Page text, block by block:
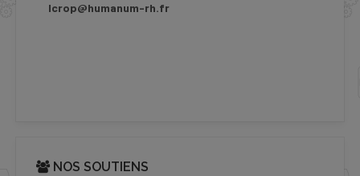
lcrop@humanum-rh.fr
NOS SOUTIENS